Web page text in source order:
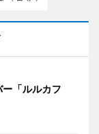
「ルルカフ